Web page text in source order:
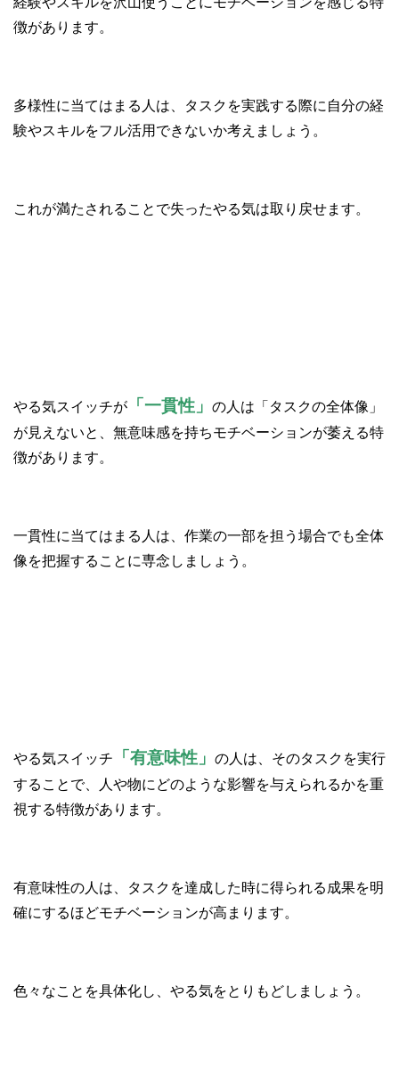
徴があります。
多様性に当てはまる人は、タスクを実践する際に自分の経
験やスキルをフル活用できないか考えましょう。
これが満たされることで失ったやる気は取り戻せます。
やる気スイッチが 「一貫性」 の人は「タスクの全体像」
が見えないと、無意味感を持ちモチベーションが萎える特
徴があります。
一貫性に当てはまる人は、作業の一部を担う場合でも全体
像を把握することに専念しましょう。
やる気スイッチ 「有意味性」 の人は、そのタスクを実行
することで、人や物にどのような影響を与えられるかを重
視する特徴があります。
有意味性の人は、タスクを達成した時に得られる成果を明
確にするほどモチベーションが高まります。
色々なことを具体化し、やる気をとりもどしましょう。